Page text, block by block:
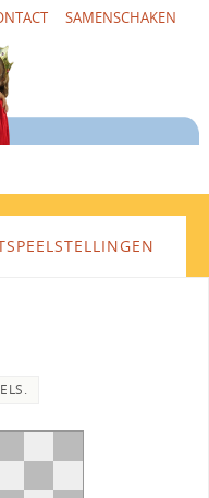
SAMENSCHAKEN